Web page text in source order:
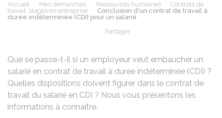
Accueil Mes démarches Ressources humaines
Contrats de
travail, stages en entreprise
Conclusion d'un contrat de travail à
durée indéterminée (CDI) pour un salarié
Partager
Que se passe-t-il si un employeur veut embaucher un
salarié en contrat de travail à durée indéterminée (CDI) ?
Quelles dispositions doivent figurer dans le contrat de
travail du salarié en CDI ? Nous vous présentons les
informations à connaître.